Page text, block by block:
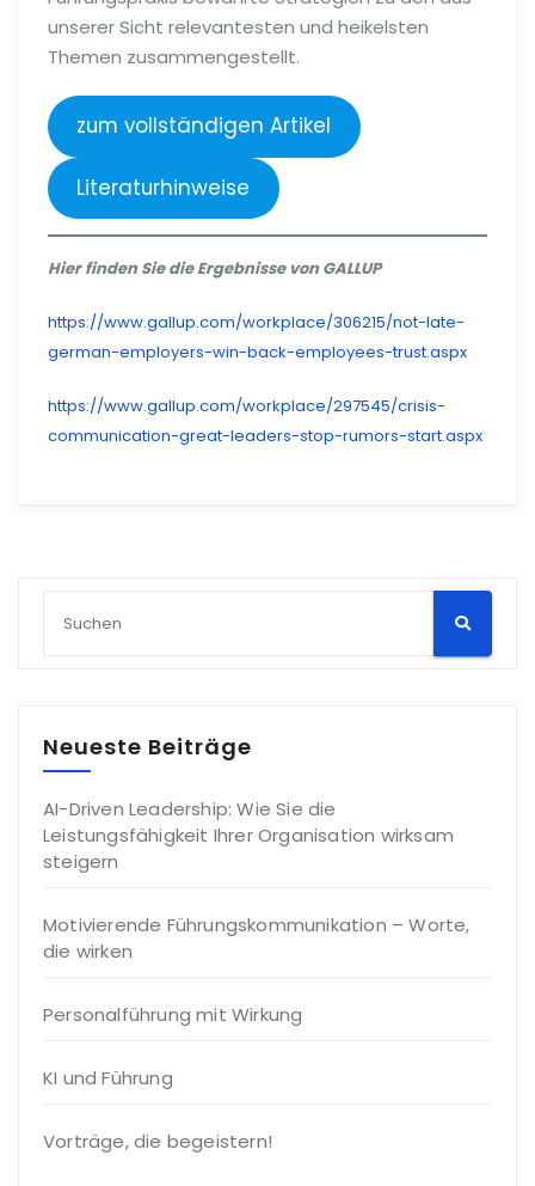
unserer Sicht relevantesten und heikelsten
Themen zusammengestellt.
zum vollständigen Artikel
Literaturhinweise
Hier finden Sie die Ergebnisse von GALLUP
https://www.gallup.com/workplace/306215/not-late-
german-employers-win-back-employees-trust.aspx
https://www.gallup.com/workplace/297545/crisis-
communication-great-leaders-stop-rumors-start.aspx
Neueste Beiträge
AI-Driven Leadership: Wie Sie die
Leistungsfähigkeit Ihrer Organisation wirksam
steigern
Motivierende Führungskommunikation – Worte,
die wirken
Personalführung mit Wirkung
KI und Führung
Vorträge, die begeistern!